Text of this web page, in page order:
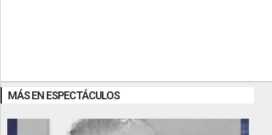
MÁS EN ESPECTÁCULOS